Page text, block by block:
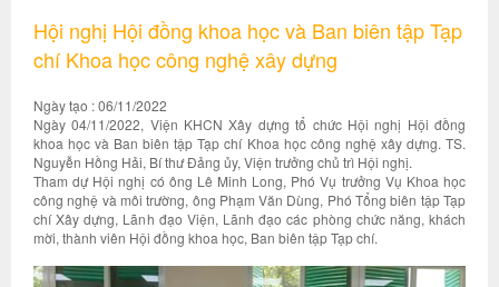
Hội nghị Hội đồng khoa học và Ban biên tập Tạp
chí Khoa học công nghệ xây dựng
Ngày tạo : 06/11/2022
Ngày 04/11/2022, Viện KHCN Xây dựng tổ chức Hội nghị Hội đồng
khoa học và Ban biên tập Tạp chí Khoa học công nghệ xây dựng. TS.
Nguyễn Hồng Hải, Bí thư Đảng ủy, Viện trưởng chủ trì Hội nghị.
Tham dự Hội nghị có ông Lê Minh Long, Phó Vụ trưởng Vụ Khoa học
công nghệ và môi trường, ông Phạm Văn Dùng, Phó Tổng biên tập Tạp
chí Xây dựng, Lãnh đạo Viện, Lãnh đạo các phòng chức năng, khách
mời, thành viên Hội đồng khoa học, Ban biên tập Tạp chí.